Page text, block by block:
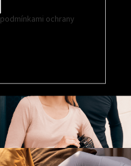
podmínkami ochrany